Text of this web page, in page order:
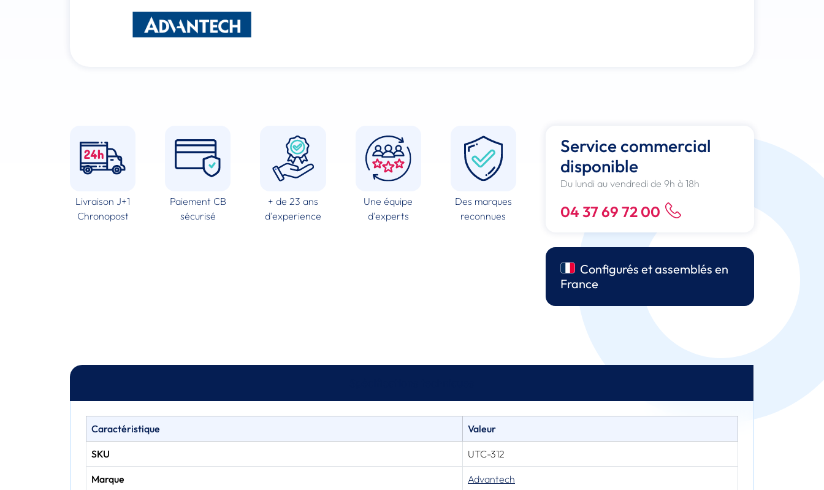
Livraison J+1
Chronopost
Paiement CB
sécurisé
+ de 23 ans
d'experience
Une équipe
d'experts
Des marques
reconnues
Service commercial
disponible
Du lundi au vendredi de 9h à 18h
04 37 69 72 00
Configurés et assemblés en
France
Caractéristique Valeur
SKU UTC-312
Marque Advantech